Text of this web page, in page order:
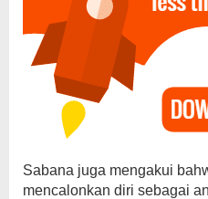
Sabana juga mengakui
mencalonkan diri sebagai